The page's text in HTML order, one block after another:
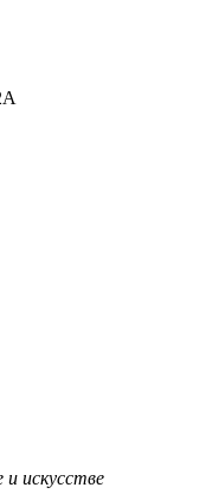
и искусстве